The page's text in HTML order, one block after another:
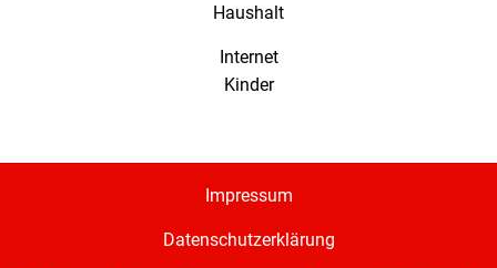
Haushalt
Internet
Kinder
Impressum
Datenschutzerklärung